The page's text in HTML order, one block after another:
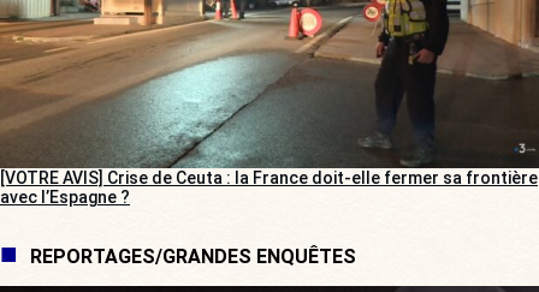
[VOTRE AVIS] Crise de Ceuta : la France doit-elle fermer sa frontière
avec l’Espagne ?
REPORTAGES/GRANDES ENQUÊTES